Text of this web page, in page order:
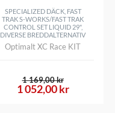
SPECIALIZED DÄCK, FAST
TRAK S-WORKS/FAST TRAK
CONTROL SET LIQUID 29",
DIVERSE BREDDALTERNATIV
Optimalt XC Race KIT
1 052,00 kr
1 169,00 kr